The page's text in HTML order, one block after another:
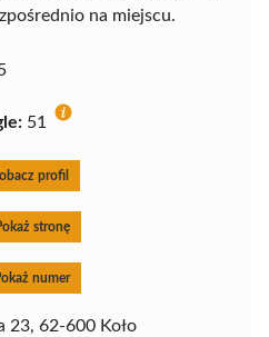
na miejscu.
51
profil
stronę
numer
23, 62-600 Koło